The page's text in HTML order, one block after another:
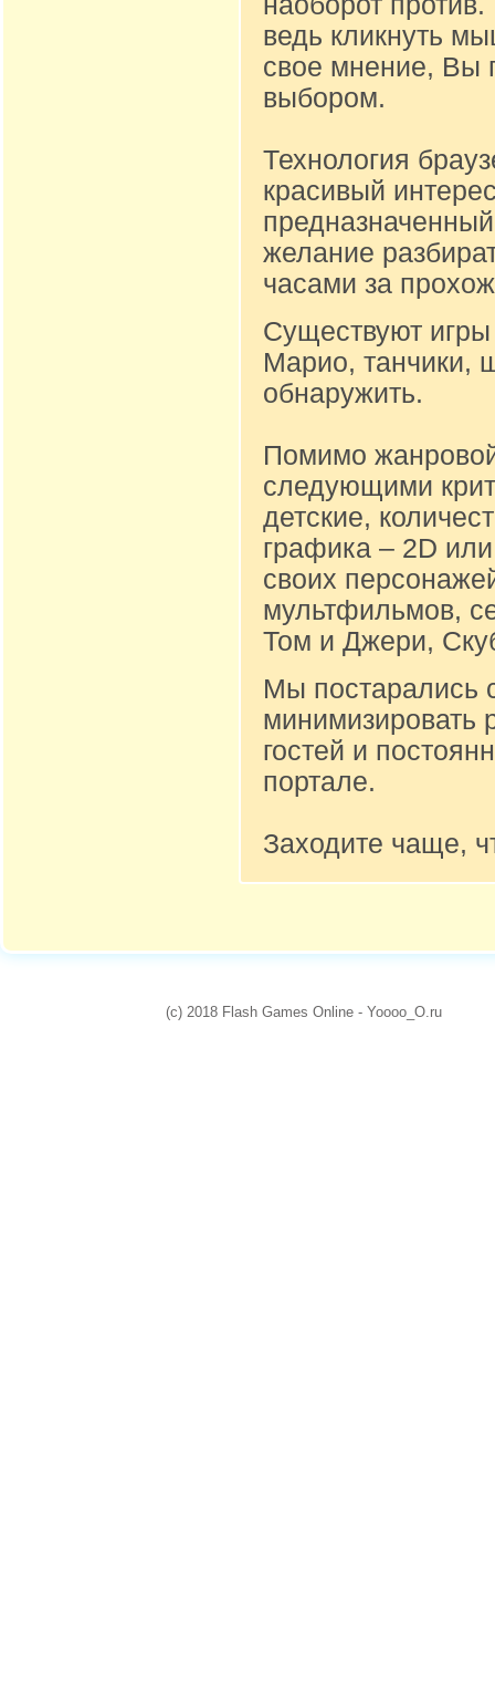
ведь кликнуть
свое мнение, Вы
выбором.
Технология
красивый
желание
часами за
Существуют игры
Марио, танчики,
обнаружить.
Помимо
следующими
детские,
графика – 2D
своих
мультфильмов,
Том и Джери,
Мы постарались
минимизировать
гостей и
портале.
Заходите чаще,
(c) 2018 Flash Games Online - Yoooo_O.ru